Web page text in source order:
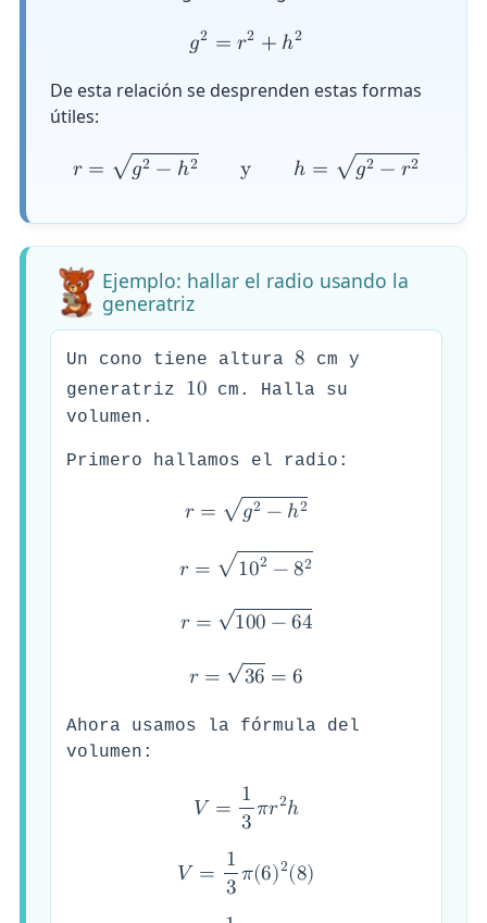
𝑔2 = 𝑟2 + ℎ2
De esta relación se desprenden estas formas
útiles:
𝑟 = √𝑔2 − ℎ2 y ℎ = √𝑔2 − 𝑟2
Ejemplo: hallar el radio usando la
generatriz
Un cono tiene altura 8 cm y
generatriz 10 cm. Halla su
volumen.
Primero hallamos el radio:
𝑟 = √𝑔2 − ℎ2
𝑟 = √102 −82
𝑟 =
√
100 −64
𝑟 =
√
36 = 6
Ahora usamos la fórmula del
volumen:
𝑉 = 1
3𝜋𝑟2ℎ
𝑉 = 1
3𝜋(6)2(8)